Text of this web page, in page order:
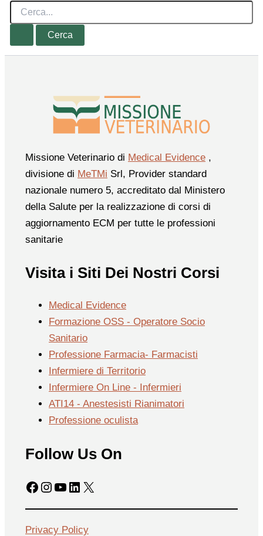
Cerca:
Missione Veterinario di Medical Evidence ,
divisione di MeTMi Srl, Provider standard
nazionale numero 5, accreditato dal Ministero
della Salute per la realizzazione di corsi di
aggiornamento ECM per tutte le professioni
sanitarie
Visita i Siti Dei Nostri Corsi
Medical Evidence
Formazione OSS - Operatore Socio
Sanitario
Professione Farmacia- Farmacisti
Infermiere di Territorio
Infermiere On Line - Infermieri
ATI14 - Anestesisti Rianimatori
Professione oculista
Follow Us On
Facebook
Instagram
YouTube
LinkedIn
X
Privacy Policy